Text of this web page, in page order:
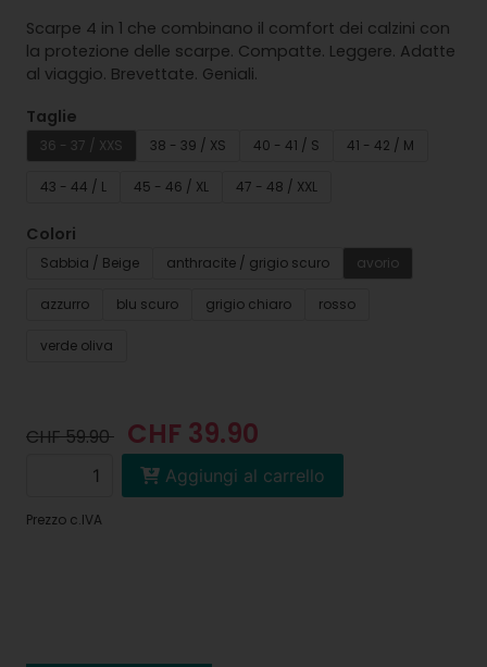
Scarpe 4 in 1 che combinano il comfort dei calzini con
la protezione delle scarpe. Compatte. Leggere. Adatte
al viaggio. Brevettate. Geniali.
Taglie
36 - 37 / XXS 38 - 39 / XS 40 - 41 / S 41 - 42 / M
43 - 44 / L 45 - 46 / XL 47 - 48 / XXL
Colori
Sabbia / Beige anthracite / grigio scuro avorio
azzurro blu scuro grigio chiaro rosso
verde oliva
CHF 59.90 CHF 39.90
Aggiungi al carrello
Prezzo c.IVA